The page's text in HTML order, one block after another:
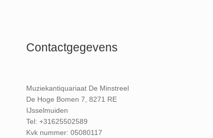
Contactgegevens
Muziekantiquariaat De Minstreel
De Hoge Bomen 7, 8271 RE
IJsselmuiden
Tel: +31625502589
Kvk nummer: 05080117